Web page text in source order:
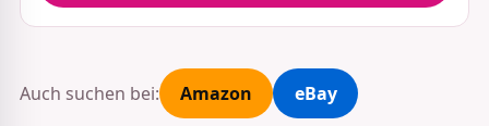
Auch suchen bei: Amazon eBay